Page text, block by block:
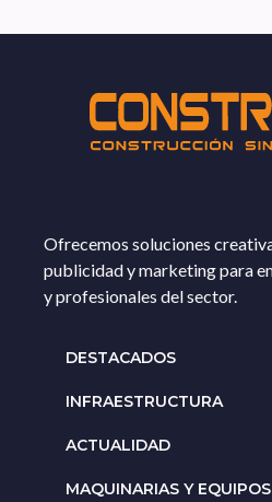
Ofrecemos soluciones
publicidad y marketing para
y profesionales del sector.
DESTACADOS
INFRAESTRUCTURA
ACTUALIDAD
MAQUINARIAS Y EQUIPOS